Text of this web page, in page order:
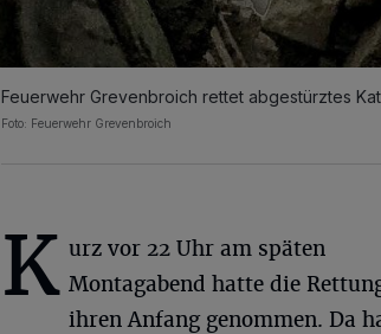
Feuerwehr Grevenbroich rettet abgestürztes
Foto: Feuerwehr Grevenbroich
K urz vor 22 Uhr am späten
Montagabend hatte die
ihren Anfang genommen. Da